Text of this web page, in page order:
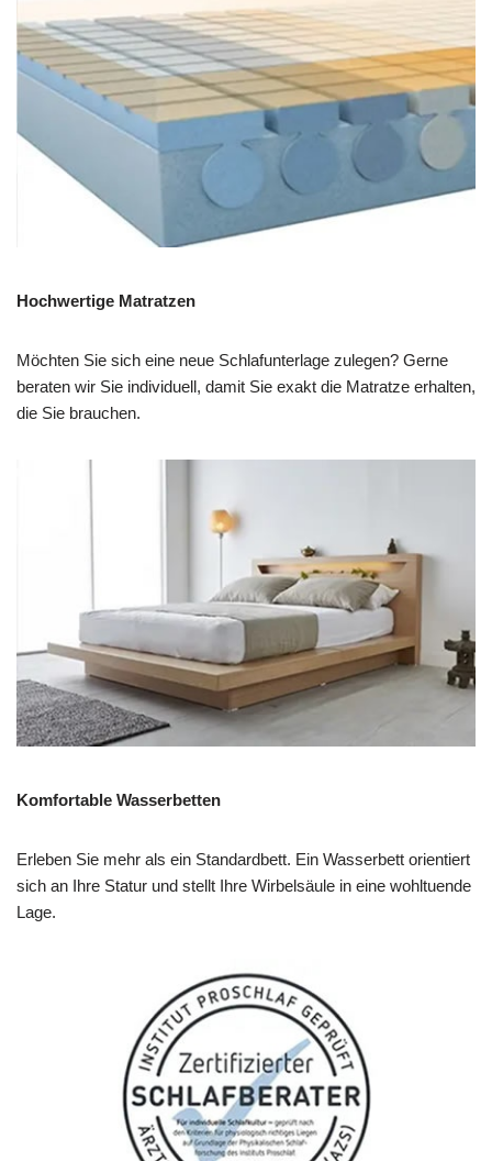
Hochwertige Matratzen
Möchten Sie sich eine neue Schlafunterlage zulegen? Gerne
beraten wir Sie individuell, damit Sie exakt die Matratze erhalten,
die Sie brauchen.
Komfortable Wasserbetten
Erleben Sie mehr als ein Standardbett. Ein Wasserbett orientiert
sich an Ihre Statur und stellt Ihre Wirbelsäule in eine wohltuende
Lage.